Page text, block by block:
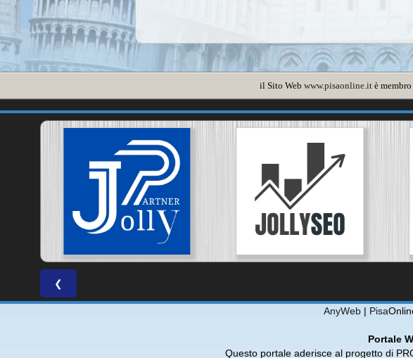
il Sito Web www.pisaonline.it è
❮
AnyWeb | Pisa
Portale
Questo portale aderisce al progetto di